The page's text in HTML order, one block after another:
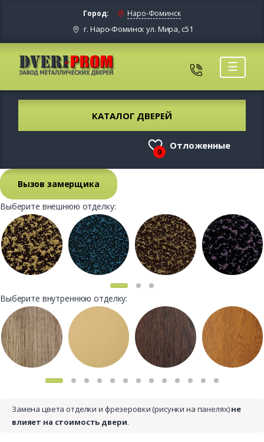
Город: Наро-Фоминск
г. Наро-Фоминск ул. Мира, с51
☰
КАТАЛОГ ДВЕРЕЙ
0
Отложенные
Вызов замерщика
Выберите внешнюю отделку:
Выберите внутреннюю отделку:
Замена цвета отделки и фрезеровки (рисунки на панелях)не
влияет на стоимость двери.